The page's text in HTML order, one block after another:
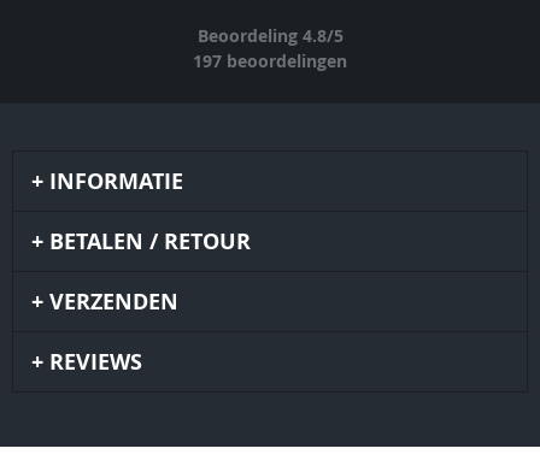
Beoordeling 4.8/5
197 beoordelingen
INFORMATIE
BETALEN / RETOUR
VERZENDEN
REVIEWS